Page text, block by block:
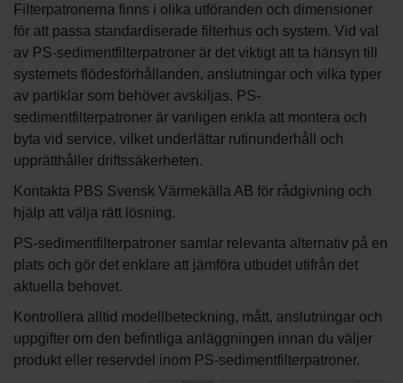
Filterpatronerna finns i olika utföranden och dimensioner
för att passa standardiserade filterhus och system. Vid val
av PS-sedimentfilterpatroner är det viktigt att ta hänsyn till
systemets flödesförhållanden, anslutningar och vilka typer
av partiklar som behöver avskiljas. PS-
sedimentfilterpatroner är vanligen enkla att montera och
byta vid service, vilket underlättar rutinunderhåll och
upprätthåller driftssäkerheten.
Kontakta PBS Svensk Värmekälla AB för rådgivning och
hjälp att välja rätt lösning.
PS-sedimentfilterpatroner samlar relevanta alternativ på en
plats och gör det enklare att jämföra utbudet utifrån det
aktuella behovet.
Kontrollera alltid modellbeteckning, mått, anslutningar och
uppgifter om den befintliga anläggningen innan du väljer
produkt eller reservdel inom PS-sedimentfilterpatroner.